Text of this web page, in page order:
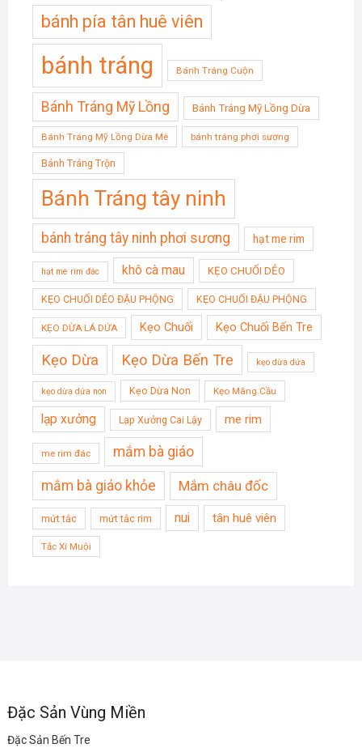
bánh pía tân huê viên
bánh tráng Bánh Tráng Cuộn
Bánh Tráng Mỹ Lồng Bánh Tráng Mỹ Lồng Dừa
Bánh Tráng Mỹ Lồng Dừa Mè bánh tráng phơi sương
Bánh Tráng Trộn
Bánh Tráng tây ninh
bánh tráng tây ninh phơi sương hạt me rim
hạt me rim đác khô cà mau KẸO CHUỐI DẺO
KẸO CHUỐI DẺO ĐẬU PHỘNG KẸO CHUỐI ĐẬU PHỘNG
KẸO DỪA LÁ DỨA Kẹo Chuối Kẹo Chuối Bến Tre
Kẹo Dừa Kẹo Dừa Bến Tre kẹo dừa dứa
kẹo dừa dứa non Kẹo Dừa Non Kẹo Mãng Cầu
lạp xưởng Lạp Xưởng Cai Lậy me rim
me rim đác mắm bà giáo
mắm bà giáo khỏe Mắm châu đốc
mứt tắc mứt tắc rim nui tân huê viên
Tắc Xí Muội
Đặc Sản Vùng Miền
Đặc Sản Bến Tre